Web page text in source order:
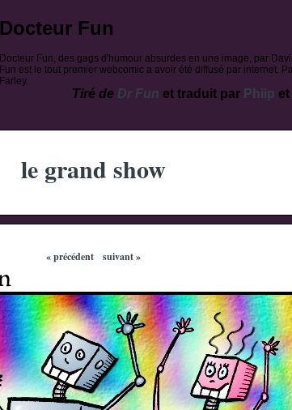
Docteur Fun
Docteur Fun, des gags d'humour absurdes en une image, par
Fun est le tout premier webcomic a avoir été diffusé par internet.
Farley.
Tiré de Dr Fun et traduit par Phiip
le grand show
« précédent suivant »